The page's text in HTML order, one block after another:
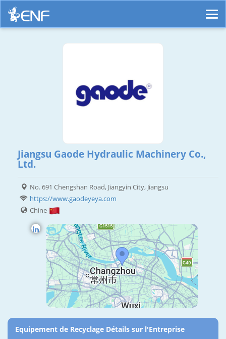
Jiangsu Gaode Hydraulic Machinery Co.,
Ltd.
No. 691 Chengshan Road, Jiangyin City, Jiangsu
https://www.gaodeyeya.com
Chine
Equipement de Recyclage Détails sur l'Entreprise